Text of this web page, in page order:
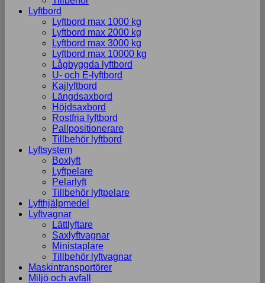
Lyftbord
Lyftbord max 1000 kg
Lyftbord max 2000 kg
Lyftbord max 3000 kg
Lyftbord max 10000 kg
Lågbyggda lyftbord
U- och E-lyftbord
Kajlyftbord
Längdsaxbord
Höjdsaxbord
Rostfria lyftbord
Pallpositionerare
Tillbehör lyftbord
Lyftsystem
Boxlyft
Lyftpelare
Pelarlyft
Tillbehör lyftpelare
Lyfthjälpmedel
Lyftvagnar
Lättlyftare
Saxlyftvagnar
Ministaplare
Tillbehör lyftvagnar
Maskintransportörer
Miljö och avfall